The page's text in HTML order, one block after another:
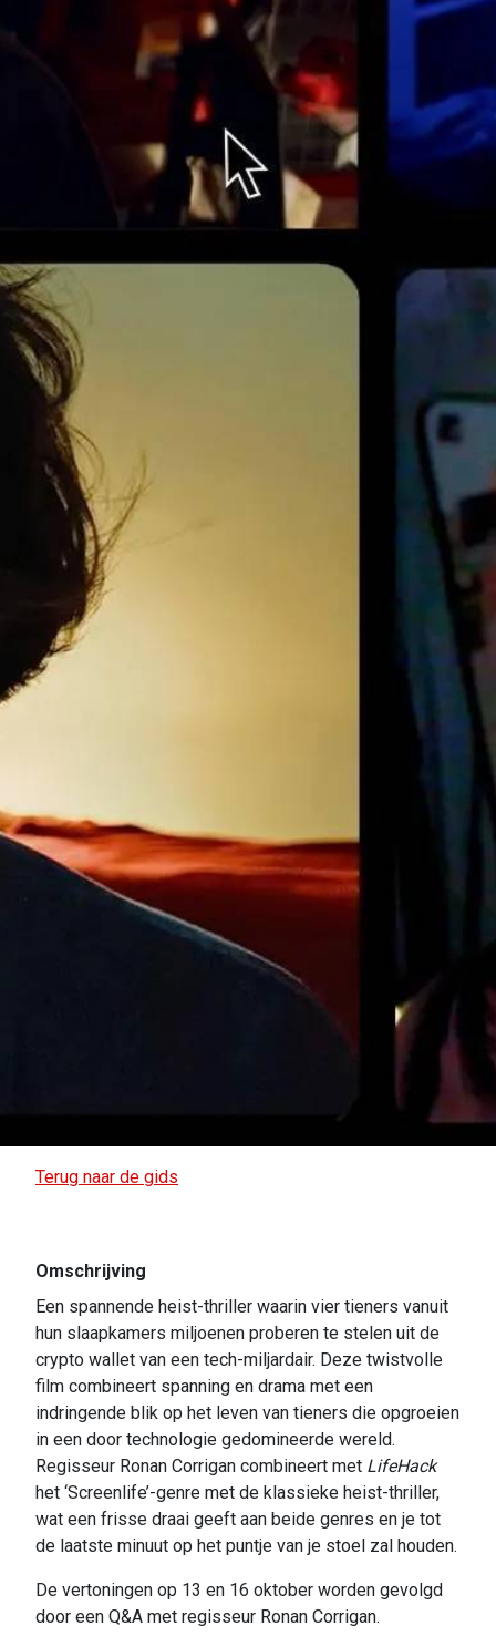
Terug naar de gids
Omschrijving
Een spannende heist-thriller waarin vier tieners vanuit
hun slaapkamers miljoenen proberen te stelen uit de
crypto wallet van een tech-miljardair. Deze twistvolle
film combineert spanning en drama met een
indringende blik op het leven van tieners die opgroeien
in een door technologie gedomineerde wereld.
Regisseur Ronan Corrigan combineert met LifeHack
het ‘Screenlife’-genre met de klassieke heist-thriller,
wat een frisse draai geeft aan beide genres en je tot
de laatste minuut op het puntje van je stoel zal houden.
De vertoningen op 13 en 16 oktober worden gevolgd
door een Q&A met regisseur Ronan Corrigan.